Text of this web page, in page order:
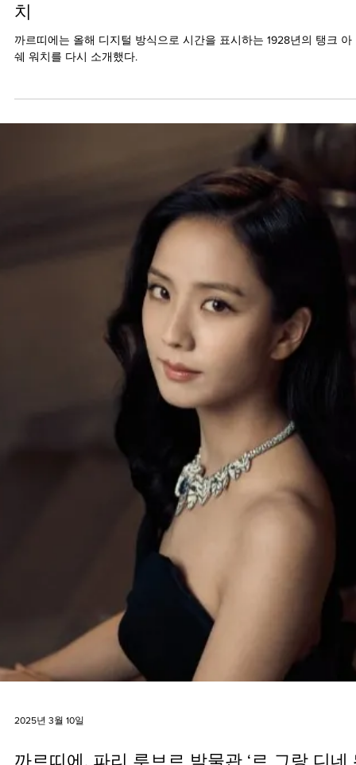
2025년 6월 4일
시튜버의 영원한 애정브랜드, 까르띠에의 2025년 워치스 앤 원더스
품 소개 영상입니다. 이번 영상은 시튜버가 제네바에서 촬영해 온 마
영상으로, 내년 워치스 앤 원더스 때 다시 뵙겠습니다.